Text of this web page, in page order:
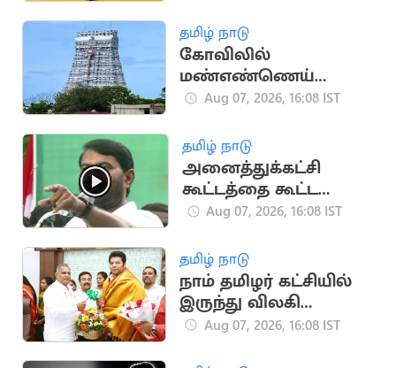
நேர்முகத் தேர்வு!
தமிழ் நாடு
கோவிலில்
மண்எண்ணெய்
ஊற்றி தீக்குளித்த
அதிர்ஷ்டவசமாக உயிர்
பிழைத்தார்
Aug 07, 2026, 16:08 IST
தமிழ் நாடு
அனைத்துக்கட்சி
கூட்டத்தை கூட்ட
வேண்டும்.. சீமான்
Aug 07, 2026, 16:08 IST
தமிழ் நாடு
நாம் தமிழர் கட்சியில்
இருந்து விலகி
தவெகவில் இணைந்த
Aug 07, 2026, 16:08 IST